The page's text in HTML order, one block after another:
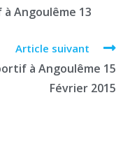
Angoulême 13
Article suivant
à Angoulême 15
Février 2015